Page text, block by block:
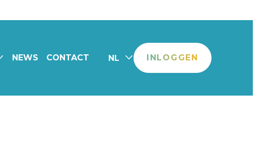
NEWS CONTACT NL INLOGGEN